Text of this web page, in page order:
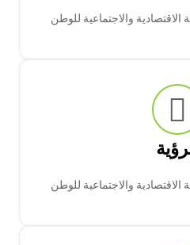
والاجتماعية للوطن
والاجتماعية للوطن